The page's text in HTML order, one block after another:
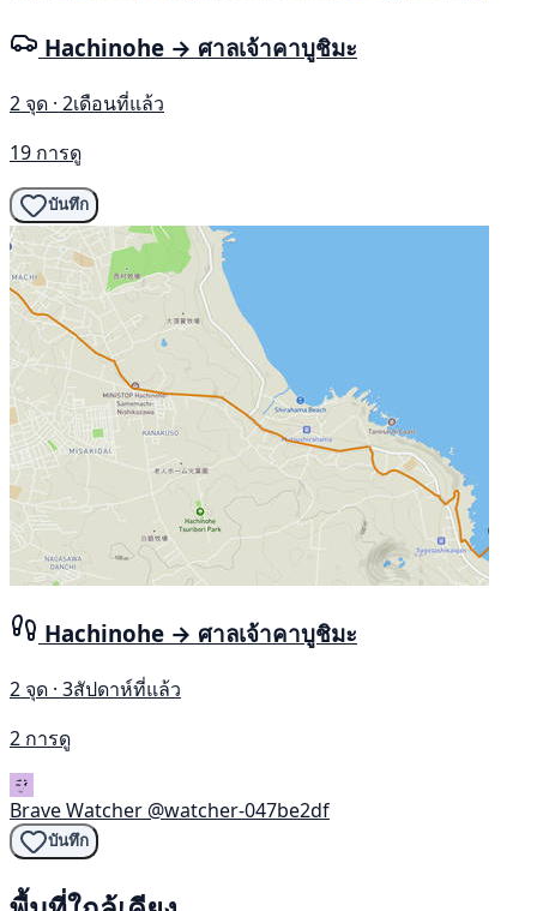
Hachinohe → ศาลเจ้าคาบูชิมะ
2 จุด · 2เดือนที่แล้ว
19 การดู
บันทึก
Hachinohe → ศาลเจ้าคาบูชิมะ
2 จุด · 3สัปดาห์ที่แล้ว
2 การดู
Brave Watcher @watcher-047be2df
บันทึก